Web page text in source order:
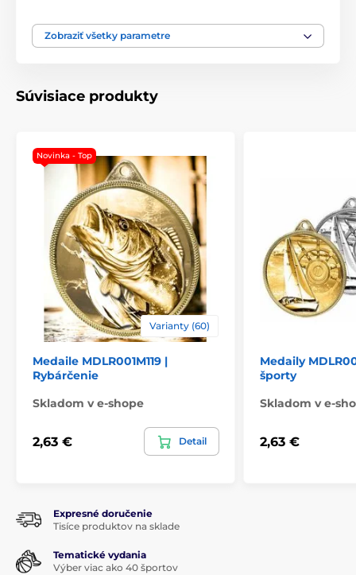
Typ ocenenia
Zobraziť všetky parametre
Súvisiace produkty
Novinka - Top
Varianty (60)
Medaile MDLR001M119 |
Rybárčenie
Skladom v e-shope
2,63 € Detail
Medaily
športy
Skladom v e-
2,63 €
Expresné doručenie
Tisíce produktov na sklade
Tematické vydania
Výber viac ako 40 športov